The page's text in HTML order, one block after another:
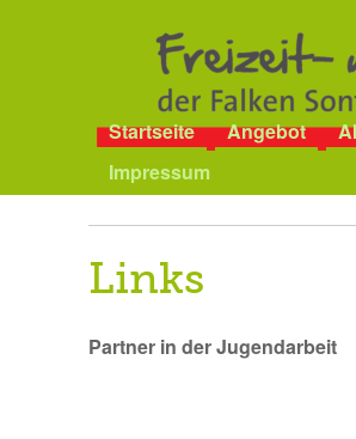
Startseite Angebot
Impressum
Links
Partner in der Jugendarbeit